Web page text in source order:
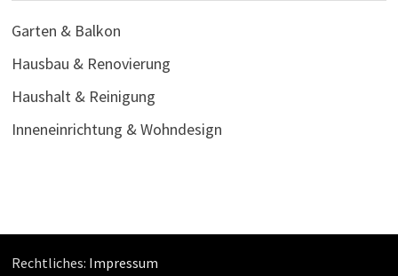
Garten & Balkon
Hausbau & Renovierung
Haushalt & Reinigung
Inneneinrichtung & Wohndesign
Rechtliches: Impressum